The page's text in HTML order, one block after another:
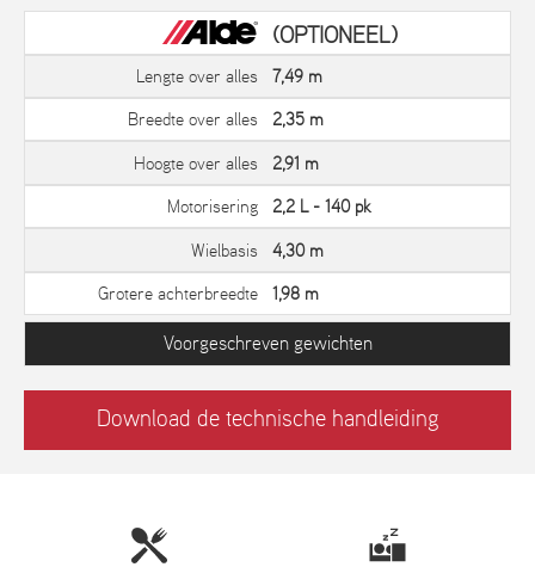
(OPTIONEEL)
Lengte over alles 7,49 m
Breedte over alles 2,35 m
Hoogte over alles 2,91 m
Motorisering 2,2 L - 140 pk
Wielbasis 4,30 m
Grotere achterbreedte 1,98 m
Voorgeschreven gewichten
Download de technische handleiding